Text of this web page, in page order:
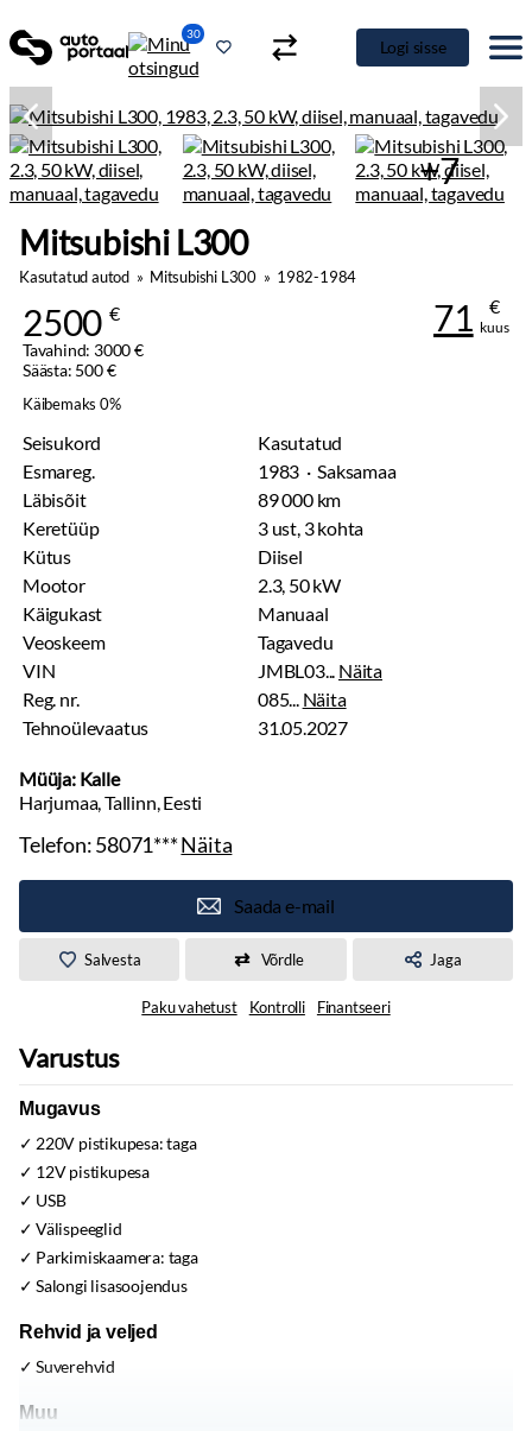
30
Logi sisse
+7
Mitsubishi L300
Kasutatud autod » Mitsubishi L300 » 1982-1984
2500 €
Tavahind: 3000 €
Säästa: 500 €
71 €
kuus
Käibemaks 0%
Seisukord
Kasutatud
Esmareg.
1983 · Saksamaa
Läbisõit
89 000 km
Keretüüp
3 ust, 3 kohta
Kütus
Diisel
Mootor
2.3, 50 kW
Käigukast
Manuaal
Veoskeem
Tagavedu
VIN
JMBL03... Näita
Reg. nr.
085... Näita
Tehnoülevaatus
31.05.2027
Müüja: Kalle
Harjumaa, Tallinn, Eesti
Telefon:58071***Näita
Saada e-mail
Salvesta Võrdle Jaga
Paku vahetust Kontrolli Finantseeri
Varustus
Mugavus
220V pistikupesa:taga
12V pistikupesa
USB
Välispeeglid
Parkimiskaamera: taga
Salongi lisasoojendus
Rehvid ja veljed
Suverehvid
Muu